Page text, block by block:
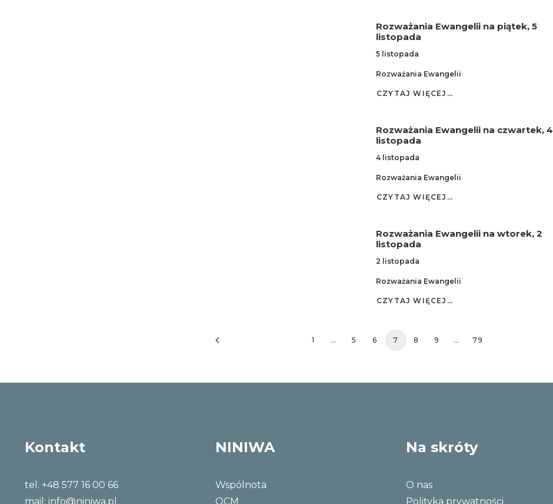
Rozważania Ewangelii na piątek, 5
listopada
5 listopada
Rozważania Ewangelii
CZYTAJ WIĘCEJ…
Rozważania Ewangelii na czwartek, 4
listopada
4 listopada
Rozważania Ewangelii
CZYTAJ WIĘCEJ…
Rozważania Ewangelii na wtorek, 2
listopada
2 listopada
Rozważania Ewangelii
CZYTAJ WIĘCEJ…
1 … 5 6 7 8 9 … 79
Kontakt
tel. +48 577 16 00 66
mail: info@niniwa.pl
NINIWA
Wspólnota
OCM
Na skróty
O nas
Polityka prywatności